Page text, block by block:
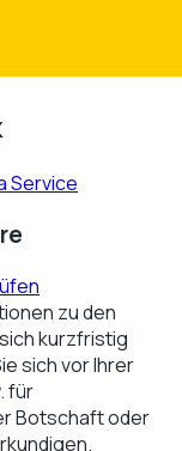
Service
zu den
kurzfristig
sich vor Ihrer
für
Botschaft oder